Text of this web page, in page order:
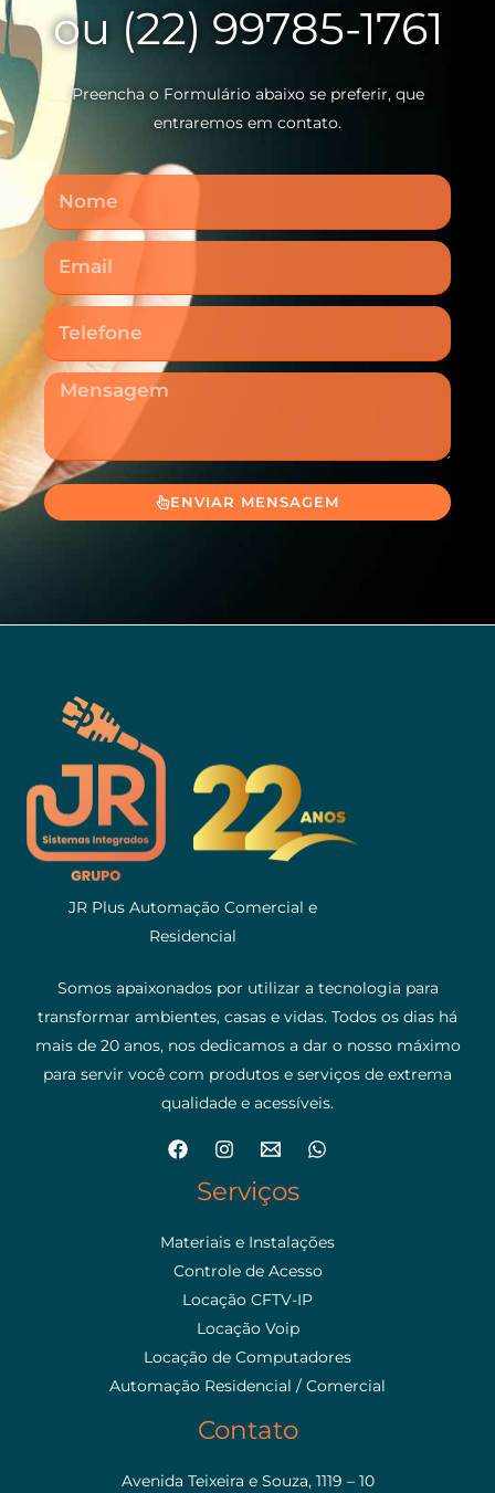
ou (22) 99785-1761
Preencha o Formulário abaixo se preferir, que
entraremos em contato.
Nome
Email
Telefone
Mensagem
ENVIAR MENSAGEM
JR Plus Automação Comercial e
Residencial
Somos apaixonados por utilizar a tecnologia para
transformar ambientes, casas e vidas. Todos os dias há
mais de 20 anos, nos dedicamos a dar o nosso máximo
para servir você com produtos e serviços de extrema
qualidade e acessíveis.
Serviços
Materiais e Instalações
Controle de Acesso
Locação CFTV-IP
Locação Voip
Locação de Computadores
Automação Residencial / Comercial
Contato
Avenida Teixeira e Souza, 1119 – 10